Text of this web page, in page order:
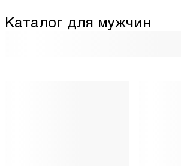
Каталог для мужчин